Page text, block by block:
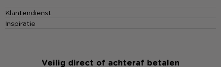
Klantendienst
Inspiratie
Veilig direct of achteraf betalen